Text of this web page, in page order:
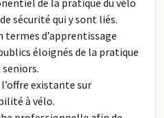
de la pratique du vélo
sécurité qui y sont liés.
termes d’apprentissage
éloignés de la pratique
seniors.
existante sur
à vélo.